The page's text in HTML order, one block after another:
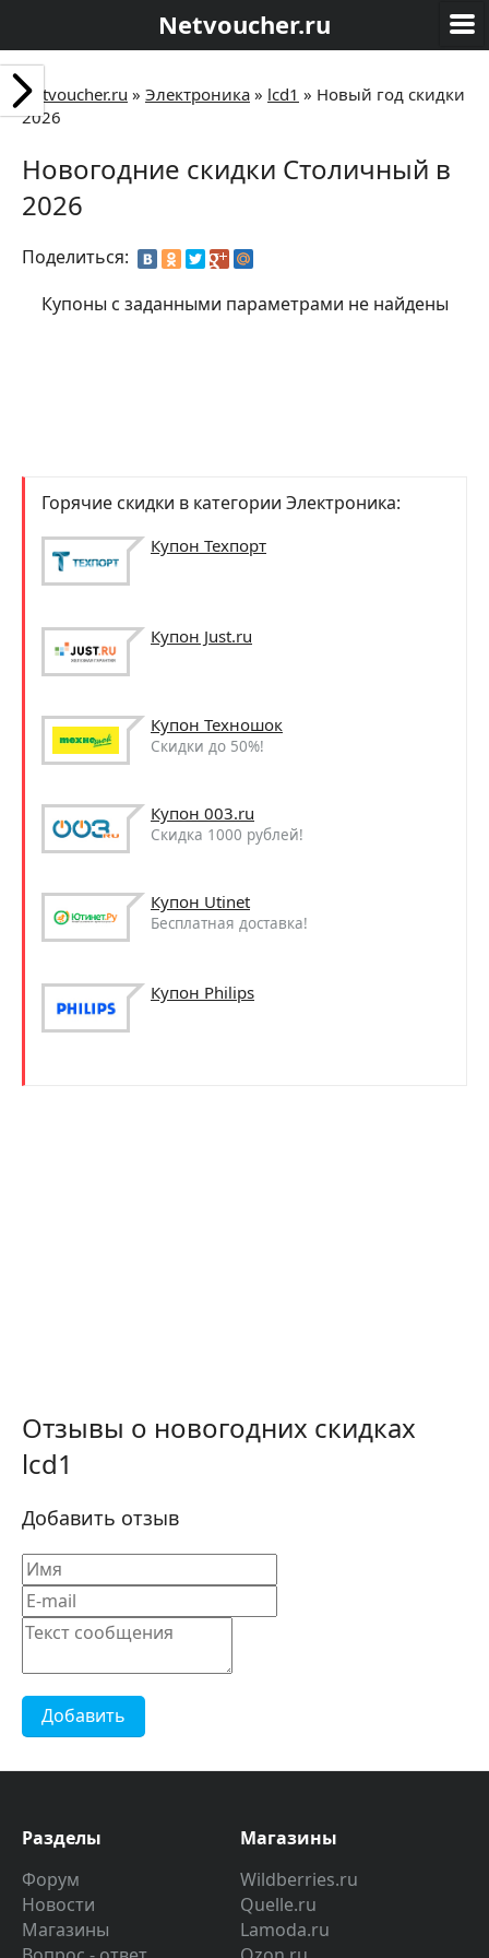
Netvoucher.ru
Netvoucher.ru » Электроника » lcd1 » Новый год скидки
2026
Новогодние скидки Столичный в
2026
Поделиться:
Купоны с заданными параметрами не найдены
Горячие скидки в категории Электроника:
Купон Техпорт
Купон Just.ru
Купон Техношок
Скидки до 50%!
Купон 003.ru
Скидка 1000 рублей!
Купон Utinet
Бесплатная доставка!
Купон Philips
Отзывы о новогодних скидках
lcd1
Добавить отзыв
Добавить
Разделы
Форум
Новости
Магазины
Магазины
Wildberries.ru
Quelle.ru
Lamoda.ru